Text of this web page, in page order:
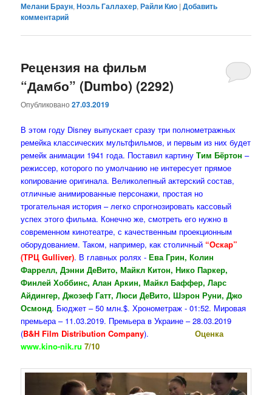
Мелани Браун,Ноэль Галлахер,Райли Кио |Добавить
комментарий
Рецензия на фильм
“Дамбо” (Dumbo) (2292)
Опубликовано27.03.2019
В этом году Disney выпускает сразу три полнометражных
ремейка классических мультфильмов, и первым из них будет
ремейк анимации 1941 года. Поставил картину Тим Бёртон –
режиссер, которого по умолчанию не интересует прямое
копирование оригинала. Великолепный актерский состав,
отличные анимированные персонажи, простая но
трогательная история – легко спрогнозировать кассовый
успех этого фильма. Конечно же, смотреть его нужно в
современном кинотеатре, с качественным проекционным
оборудованием. Таком, например, как столичный “Оскар”
(ТРЦ Gulliver). В главных ролях -Ева Грин, Колин
Фаррелл, Дэнни ДеВито, Майкл Китон, Нико Паркер,
Финлей Хоббинс, Алан Аркин, Майкл Баффер, Ларс
Айдингер, Джозеф Гатт, Люси ДеВито, Шэрон Руни, Джо
Осмонд. Бюджет – 50 млн.$. Хронометраж - 01:52. Мировая
премьера – 11.03.2019. Премьера в Украине – 28.03.2019
(B&H Film Distribution Company).Оценка
www.kino-nik.ru 7/10